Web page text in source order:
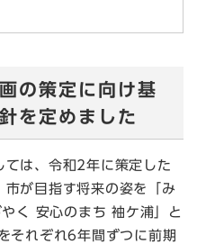
の策定に向け基
を定めました
は、令和2年に策定した
が目指す将来の姿を「み
く 安心のまち 袖ケ浦」と
それぞれ6年間ずつに前期